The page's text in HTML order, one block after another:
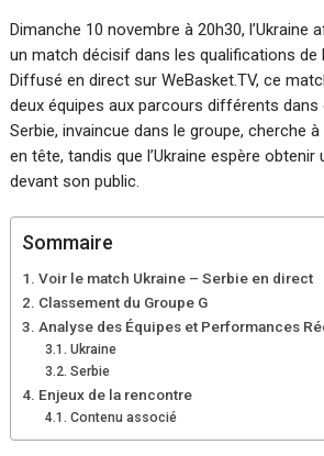
Dimanche 10 novembre à 20h30, l’Ukraine
un match décisif dans les qualifications de
Diffusé en direct sur WeBasket.TV, ce
deux équipes aux parcours différents dans
Serbie, invaincue dans le groupe, cherche
en tête, tandis que l’Ukraine espère
devant son public.
Sommaire
Voir le match Ukraine – Serbie en direct
Classement du Groupe G
Analyse des Équipes et Performances
Ukraine
Serbie
Enjeux de la rencontre
Contenu associé